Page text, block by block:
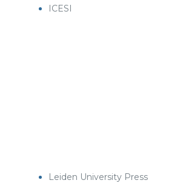
ICESI
Leiden University Press